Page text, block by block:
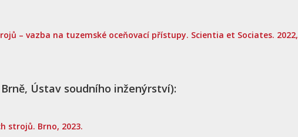
– vazba na tuzemské oceňovací přístupy. Scientia et Sociates. 2022,
Ústav soudního inženýrství):
strojů. Brno, 2023.